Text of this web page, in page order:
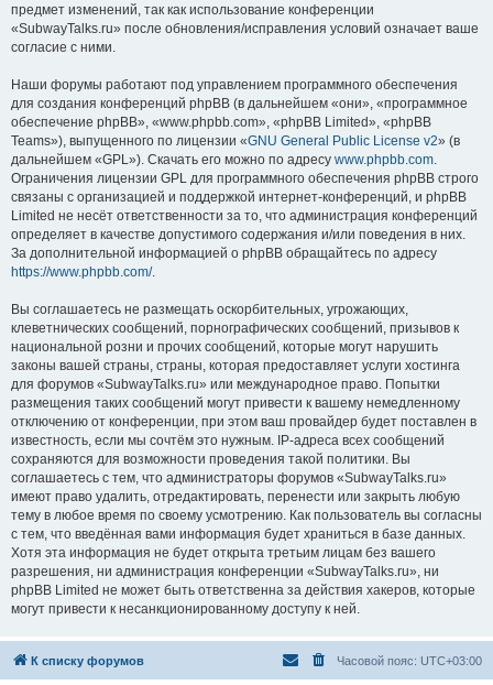
предмет изменений, так как использование конференции
«SubwayTalks.ru» после обновления/исправления условий означает ваше
согласие с ними.
Наши форумы работают под управлением программного обеспечения
для создания конференций phpBB (в дальнейшем «они», «программное
обеспечение phpBB», «www.phpbb.com», «phpBB Limited», «phpBB
Teams»), выпущенного по лицензии «GNU General Public License v2» (в
дальнейшем «GPL»). Скачать его можно по адресу www.phpbb.com.
Ограничения лицензии GPL для программного обеспечения phpBB строго
связаны с организацией и поддержкой интернет-конференций, и phpBB
Limited не несёт ответственности за то, что администрация конференций
определяет в качестве допустимого содержания и/или поведения в них.
За дополнительной информацией о phpBB обращайтесь по адресу
https://www.phpbb.com/.
Вы соглашаетесь не размещать оскорбительных, угрожающих,
клеветнических сообщений, порнографических сообщений, призывов к
национальной розни и прочих сообщений, которые могут нарушить
законы вашей страны, страны, которая предоставляет услуги хостинга
для форумов «SubwayTalks.ru» или международное право. Попытки
размещения таких сообщений могут привести к вашему немедленному
отключению от конференции, при этом ваш провайдер будет поставлен в
известность, если мы сочтём это нужным. IP-адреса всех сообщений
сохраняются для возможности проведения такой политики. Вы
соглашаетесь с тем, что администраторы форумов «SubwayTalks.ru»
имеют право удалить, отредактировать, перенести или закрыть любую
тему в любое время по своему усмотрению. Как пользователь вы согласны
с тем, что введённая вами информация будет храниться в базе данных.
Хотя эта информация не будет открыта третьим лицам без вашего
разрешения, ни администрация конференции «SubwayTalks.ru», ни
phpBB Limited не может быть ответственна за действия хакеров, которые
могут привести к несанкционированному доступу к ней.
К списку форумов Часовой пояс: UTC+03:00